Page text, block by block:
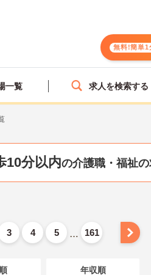
無料!簡単1
一覧 求人を検索する
10分以内の介護職・福祉
3 4 5 … 161
年収順